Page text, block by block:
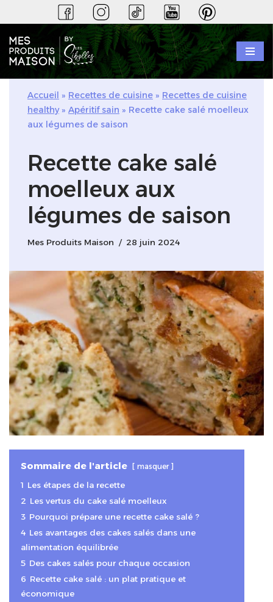
au
contenu
Accueil » Recettes de cuisine » Recettes de cuisine
healthy» Apéritif sain » Recette cake salé moelleux
aux légumes de saison
Recette cake salé
moelleux aux
légumes de saison
Mes Produits Maison 28 juin 2024
Sommaire de l'article masquer
1 Les étapes de la recette
2 Les vertus du cake salé moelleux
3 Pourquoi prépare une recette cake salé ?
4 Les avantages des cakes salés dans une
alimentation équilibrée
5 Des cakes salés pour chaque occasion
6 Recette cake salé : un plat pratique et
économique